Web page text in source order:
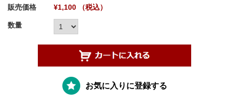
販売価格 ¥1,100 （税込）
数量
お気に入りに登録する